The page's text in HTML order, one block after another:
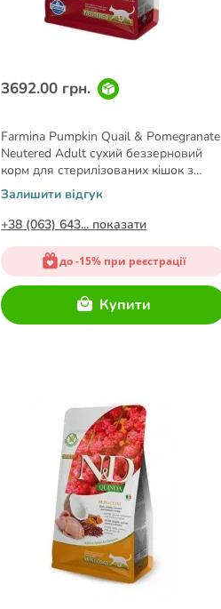
3692.00 грн.
Farmina Pumpkin Quail & Pomegranate
Neutered Adult сухий беззерновий
корм для стерилізованих кішок з
перепілкою та гарбузом 5 кг
Залишити відгук
+38 (063) 643... показати
до -15% при реєстрації
Купити